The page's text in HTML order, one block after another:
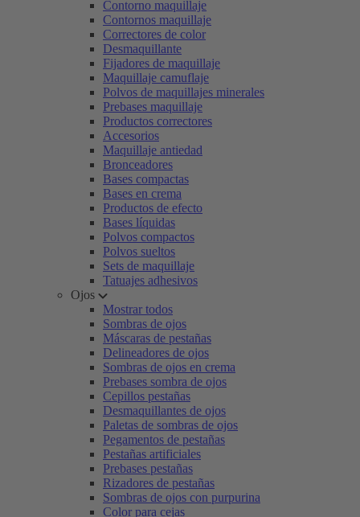
Contorno maquillaje
Contornos maquillaje
Correctores de color
Desmaquillante
Fijadores de maquillaje
Maquillaje camuflaje
Polvos de maquillajes minerales
Prebases maquillaje
Productos correctores
Accesorios
Maquillaje antiedad
Bronceadores
Bases compactas
Bases en crema
Productos de efecto
Bases líquidas
Polvos compactos
Polvos sueltos
Sets de maquillaje
Tatuajes adhesivos
Ojos
Mostrar todos
Sombras de ojos
Máscaras de pestañas
Delineadores de ojos
Sombras de ojos en crema
Prebases sombra de ojos
Cepillos pestañas
Desmaquillantes de ojos
Paletas de sombras de ojos
Pegamentos de pestañas
Pestañas artificiales
Prebases pestañas
Rizadores de pestañas
Sombras de ojos con purpurina
Color para cejas